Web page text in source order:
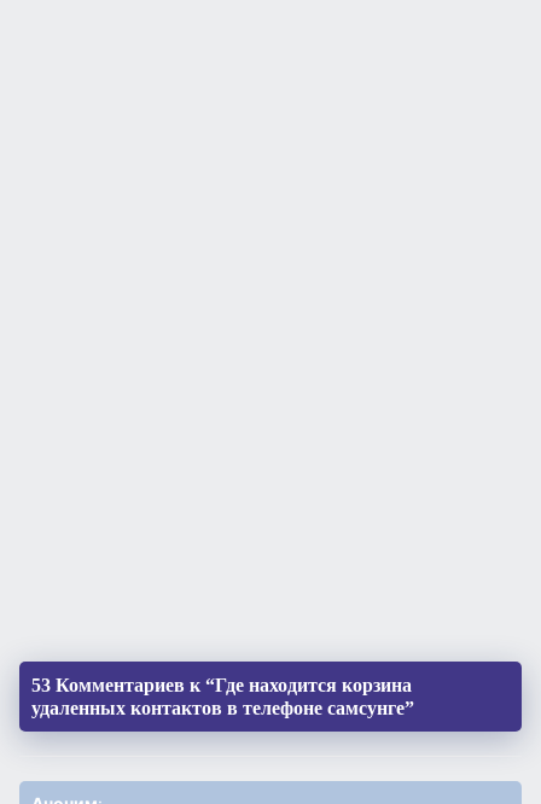
53 Комментариев к “Где находится корзина
удаленных контактов в телефоне самсунге”